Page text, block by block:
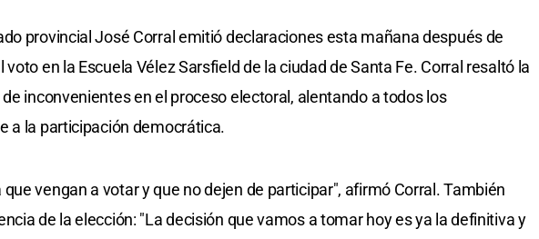
provincial José Corral emitió declaraciones esta mañana después de
voto en la Escuela Vélez Sarsfield de la ciudad de Santa Fe. Corral resaltó la
inconvenientes en el proceso electoral, alentando a todos los
a la participación democrática.
vengan a votar y que no dejen de participar", afirmó Corral. También
de la elección: "La decisión que vamos a tomar hoy es ya la definitiva y